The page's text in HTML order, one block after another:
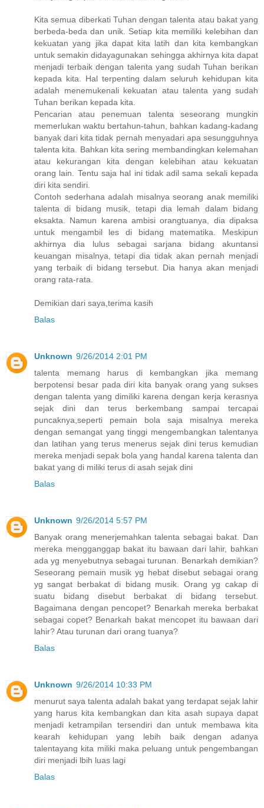
Kita semua diberkati Tuhan dengan talenta atau bakat yang
berbeda-beda dan unik. Setiap kita memiliki kelebihan dan
kekuatan yang jika dapat kita latih dan kita kembangkan
untuk semakin didayagunakan sehingga akhirnya kita dapat
menjadi terbaik dengan talenta yang sudah Tuhan berikan
kepada kita. Hal terpenting dalam seluruh kehidupan kita
adalah menemukenali kekuatan atau talenta yang sudah
Tuhan berikan kepada kita.
Pencarian atau penemuan talenta seseorang mungkin
memerlukan waktu bertahun-tahun, bahkan kadang-kadang
banyak dari kita tidak pernah menyadari apa sesungguhnya
talenta kita. Bahkan kita sering membandingkan kelemahan
atau kekurangan kita dengan kelebihan atau kekuatan
orang lain. Tentu saja hal ini tidak adil sama sekali kepada
diri kita sendiri.
Contoh sederhana adalah misalnya seorang anak memiliki
talenta di bidang musik, tetapi dia lemah dalam bidang
eksakta. Namun karena ambisi orangtuanya, dia dipaksa
untuk mengambil les di bidang matematika. Meskipun
akhirnya dia lulus sebagai sarjana bidang akuntansi
keuangan misalnya, tetapi dia tidak akan pernah menjadi
yang terbaik di bidang tersebut. Dia hanya akan menjadi
orang rata-rata.
Demikian dari saya,terima kasih
Balas
Unknown 9/26/2014 2:01 PM
talenta memang harus di kembangkan jika memang
berpotensi besar pada diri kita banyak orang yang sukses
dengan talenta yang dimiliki karena dengan kerja kerasnya
sejak dini dan terus berkembang sampai tercapai
puncaknya,seperti pemain bola saja misalnya mereka
dengan semangat yang tinggi mengembangkan talentanya
dan latihan yang terus menerus sejak dini terus kemudian
mereka menjadi sepak bola yang handal karena talenta dan
bakat yang di miliki terus di asah sejak dini
Balas
Unknown 9/26/2014 5:57 PM
Banyak orang menerjemahkan talenta sebagai bakat. Dan
mereka mengganggap bakat itu bawaan dari lahir, bahkan
ada yg menyebutnya sebagai turunan. Benarkah demikian?
Seseorang pemain musik yg hebat disebut sebagai orang
yg sangat berbakat di bidang musik. Orang yg cakap di
suatu bidang disebut berbakat di bidang tersebut.
Bagaimana dengan pencopet? Benarkah mereka berbakat
sebagai copet? Benarkah bakat mencopet itu bawaan dari
lahir? Atau turunan dari orang tuanya?
Balas
Unknown 9/26/2014 10:33 PM
menurut saya talenta adalah bakat yang terdapat sejak lahir
yang harus kita kembangkan dan kita asah supaya dapat
menjadi ketrampilan tersendiri dan untuk membawa kita
kearah kehidupan yang lebih baik dengan adanya
talentayang kita miliki maka peluang untuk pengembangan
diri menjadi lbih luas lagi
Balas